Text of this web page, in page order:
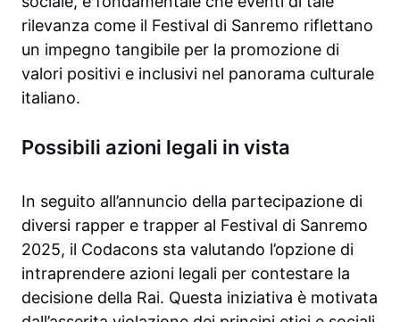
rilevanza come il Festival di Sanremo riflettano
un impegno tangibile per la promozione di
valori positivi e inclusivi nel panorama culturale
italiano.
Possibili azioni legali in vista
In seguito all’annuncio della partecipazione di
diversi rapper e trapper al Festival di Sanremo
2025, il Codacons sta valutando l’opzione di
intraprendere azioni legali per contestare la
decisione della Rai. Questa iniziativa è motivata